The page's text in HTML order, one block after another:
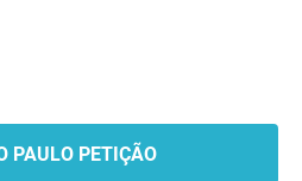
PAULO PETIÇÃO